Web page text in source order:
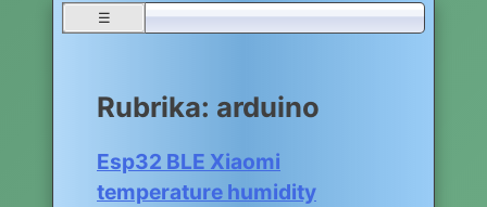
☰
Rubrika: arduino
Esp32 BLE Xiaomi
temperature humidity